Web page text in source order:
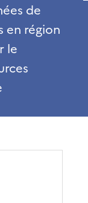
de
en région
le